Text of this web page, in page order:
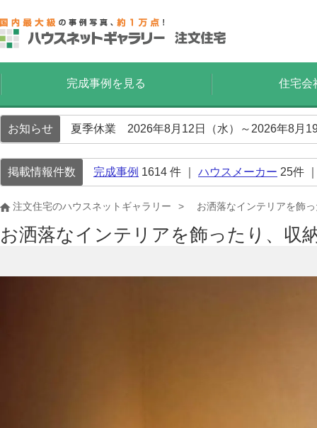
完成事例を見る 住宅会
お知らせ 夏季休業 2026年8月12日（水）～2026年8月
掲載情報件数 完成事例 1614 件 ｜ ハウスメーカー 25件
注文住宅のハウスネットギャラリー お洒落なインテリアを飾
お洒落なインテリアを飾ったり、収